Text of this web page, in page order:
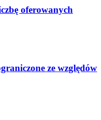
oferowanych
ze względów